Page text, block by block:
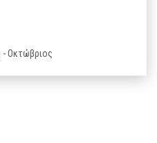
- Οκτώβριος